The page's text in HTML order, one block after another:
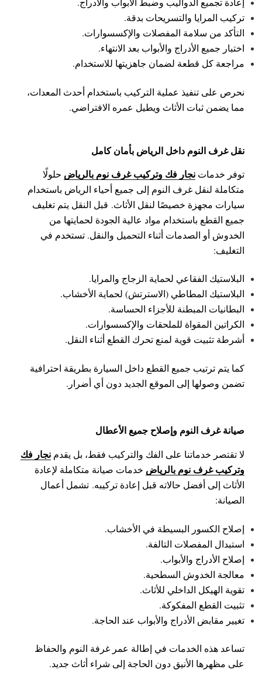
تركيب المرايا والتسريحات بدقة.
التأكد من سلامة المفصلات والإكسسوارات.
اختبار جميع الأدراج والأبواب بعد الانتهاء.
مراجعة كل قطعة لضمان جاهزيتها للاستخدام.
نحرص على تنفيذ عملية التركيب باستخدام أحدث المعدات،
مما يضمن ثبات الأثاث ويطيل عمره الافتراضي.
نقل غرف النوم داخل الرياض بأمان كامل
توفر خدمات نجار فك وتركيب غرف نوم بالرياض حلولًا
متكاملة لنقل غرف النوم إلى جميع أحياء الرياض باستخدام
سيارات مجهزة خصيصًا لنقل الأثاث. قبل النقل يتم تغليف
جميع القطع باستخدام مواد عالية الجودة لحمايتها من
الخدوش أو الصدمات أثناء التحميل والنقل. تستخدم في
التغليف:
البلاستيك الفقاعي لحماية الزجاج والمرايا.
البلاستيك المطاطي (الاسترتش) لحماية الأخشاب.
البطانيات المبطنة للأجزاء الحساسة.
الكراتين المقواة للملحقات والإكسسوارات.
أشرطة تثبيت قوية لمنع تحرك القطع أثناء النقل.
كما يتم ترتيب جميع القطع داخل السيارة بطريقة احترافية
تضمن وصولها إلى الموقع الجديد دون أي أضرار.
صيانة غرف النوم وإصلاح جميع الأعطال
لا تقتصر خدماتنا على الفك والتركيب فقط، بل يقدم نجار فك
وتركيب غرف نوم بالرياض خدمات صيانة متكاملة لإعادة
الأثاث إلى أفضل حالاته قبل إعادة تركيبه. تشمل أعمال
الصيانة:
إصلاح الكسور البسيطة في الأخشاب.
استبدال المفصلات التالفة.
إصلاح الأدراج والأبواب.
معالجة الخدوش السطحية.
تقوية الهيكل الداخلي للأثاث.
تثبيت القطع المفكوكة.
تغيير مقابض الأدراج والأبواب عند الحاجة.
تساعد هذه الخدمات في إطالة عمر غرفة النوم والحفاظ
على مظهرها الأنيق دون الحاجة إلى شراء أثاث جديد.